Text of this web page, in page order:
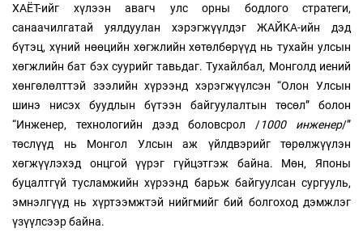
ХАЁТ-ийг хүлээн авагч улс орны бодлого стратеги,
санаачилгатай уялдуулан хэрэгжүүлдэг ЖАЙКА-ийн дэд
бүтэц, хүний нөөцийн хөгжлийн хөтөлбөрүүд нь тухайн улсын
хөгжлийн бат бэх суурийг тавьдаг. Тухайлбал, Монголд иений
хөнгөлөлттэй зээлийн хүрээнд хэрэгжүүлсэн “Олон Улсын
шинэ нисэх буудлын бүтээн байгуулалтын төсөл” болон
“Инженер, технологийн дээд боловсрол /1000 инженер/”
төслүүд нь Монгол Улсын аж үйлдвэрийг төрөлжүүлэн
хөгжүүлэхэд онцгой үүрэг гүйцэтгэж байна. Мөн, Японы
буцалтгүй тусламжийн хүрээнд барьж байгуулсан сургууль,
эмнэлгүүд нь хүртээмжтэй нийгмийг бий болгоход дэмжлэг
үзүүлсээр байна.